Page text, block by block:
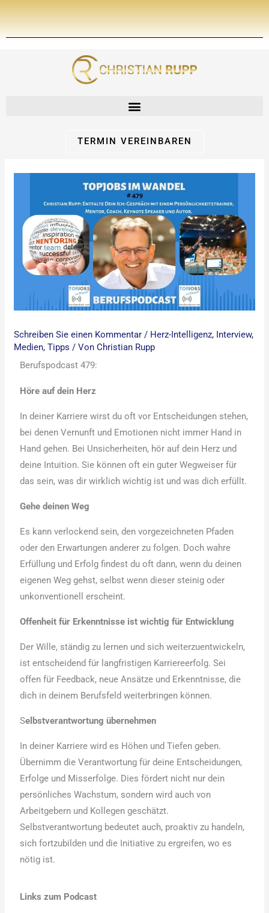
springen
TERMIN VEREINBAREN
Schreiben Sie einen Kommentar / Herz-Intelligenz, Interview,
Medien,Tipps / VonChristian Rupp
Berufspodcast 479:
Höre auf dein Herz
In deiner Karriere wirst du oft vor Entscheidungen stehen,
bei denen Vernunft und Emotionen nicht immer Hand in
Hand gehen. Bei Unsicherheiten, hör auf dein Herz und
deine Intuition. Sie können oft ein guter Wegweiser für
das sein, was dir wirklich wichtig ist und was dich erfüllt.
Gehe deinen Weg
Es kann verlockend sein, den vorgezeichneten Pfaden
oder den Erwartungen anderer zu folgen. Doch wahre
Erfüllung und Erfolg findest du oft dann, wenn du deinen
eigenen Weg gehst, selbst wenn dieser steinig oder
unkonventionell erscheint.
Offenheit für Erkenntnisse ist wichtig für Entwicklung
Der Wille, ständig zu lernen und sich weiterzuentwickeln,
ist entscheidend für langfristigen Karriereerfolg. Sei
offen für Feedback, neue Ansätze und Erkenntnisse, die
dich in deinem Berufsfeld weiterbringen können.
Selbstverantwortung übernehmen
In deiner Karriere wird es Höhen und Tiefen geben.
Übernimm die Verantwortung für deine Entscheidungen,
Erfolge und Misserfolge. Dies fördert nicht nur dein
persönliches Wachstum, sondern wird auch von
Arbeitgebern und Kollegen geschätzt.
Selbstverantwortung bedeutet auch, proaktiv zu handeln,
sich fortzubilden und die Initiative zu ergreifen, wo es
nötig ist.
Links zum Podcast